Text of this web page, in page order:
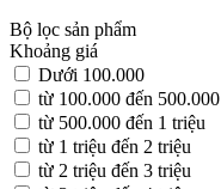
Bộ lọc sản phẩm
Khoảng giá
Dưới 100.000
từ 100.000 đến 500.000
từ 500.000 đến 1 triệu
từ 1 triệu đến 2 triệu
từ 2 triệu đến 3 triệu